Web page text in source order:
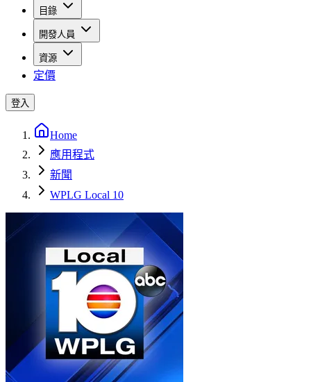
目錄
開發人員
資源
定價
登入
Home
應用程式
新聞
WPLG Local 10